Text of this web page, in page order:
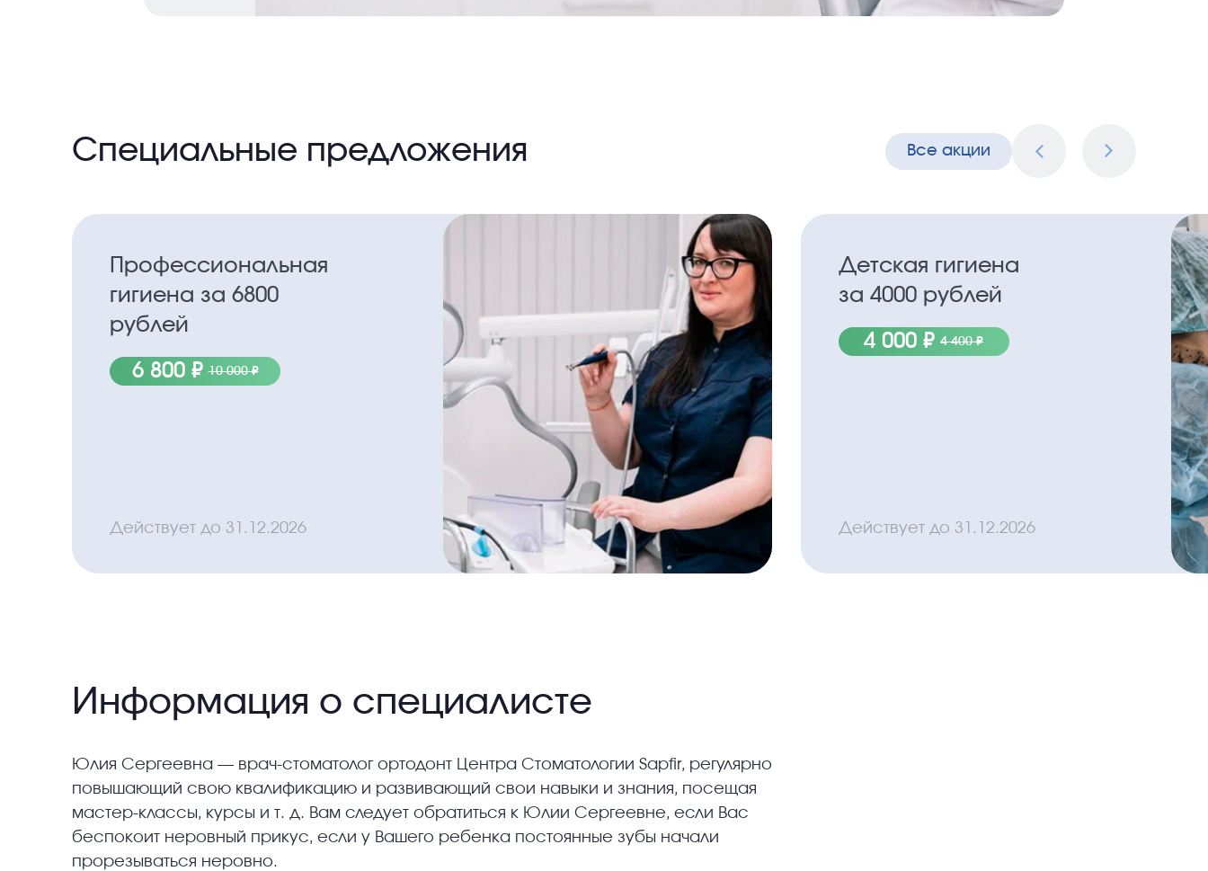
Специальные предложения Все акции
Профессиональная
гигиена за 6800
рублей
6 800 ₽ 10 000 ₽
Действует до 31.12.2026
Детская гигиена
за 4000 рублей
4 000 ₽ 4 400 ₽
Действует до 31.12.2026
Информация о специалисте
Юлия Сергеевна — врач-стоматолог ортодонт Центра Стоматологии Sapfir, регулярно
повышающий свою квалификацию и развивающий свои навыки и знания, посещая
мастер-классы, курсы и т. д. Вам следует обратиться к Юлии Сергеевне, если Вас
беспокоит неровный прикус, если у Вашего ребенка постоянные зубы начали
прорезываться неровно.